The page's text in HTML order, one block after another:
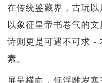
在传统鉴藏界，古玩
以象征皇帝书卷气的
诗则更是可遇不可求 -
素。
屏呈横向，低浮雕岁